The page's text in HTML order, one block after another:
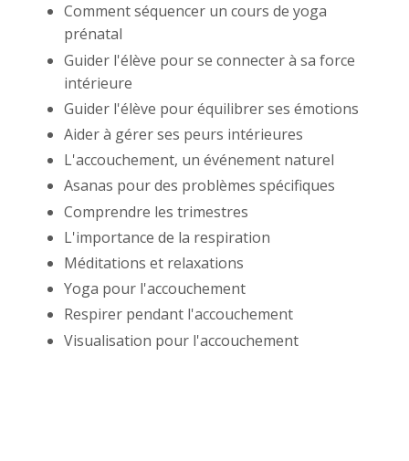
Comment séquencer un cours de yoga
prénatal
Guider l'élève pour se connecter à sa force
intérieure
Guider l'élève pour équilibrer ses émotions
Aider à gérer ses peurs intérieures
L'accouchement, un événement naturel
Asanas pour des problèmes spécifiques
Comprendre les trimestres
L'importance de la respiration
Méditations et relaxations
Yoga pour l'accouchement
Respirer pendant l'accouchement
Visualisation pour l'accouchement